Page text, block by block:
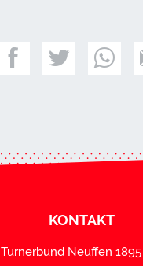
KONTAKT
Turnerbund Neuffen 1895